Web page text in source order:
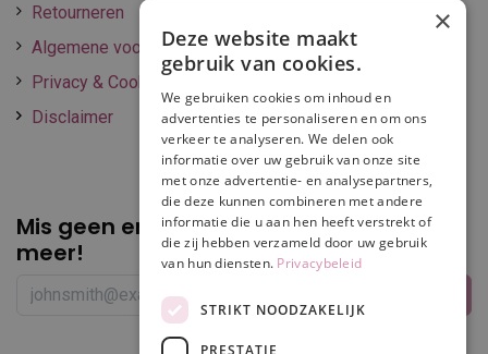
Retourneren
Algemene voorwaarden
Privacy & Cookie policy
Disclaimer
Mis geen enkelepromotie of korting
meer!
×
Deze website maakt
gebruik van cookies.
We gebruiken cookies om inhoud en
advertenties te personaliseren en om ons
verkeer te analyseren. We delen ook
informatie over uw gebruik van onze site
met onze advertentie- en analysepartners,
die deze kunnen combineren met andere
informatie die u aan hen heeft verstrekt of
die zij hebben verzameld door uw gebruik
van hun diensten. Privacybeleid
STRIKT NOODZAKELIJK
PRESTATIE